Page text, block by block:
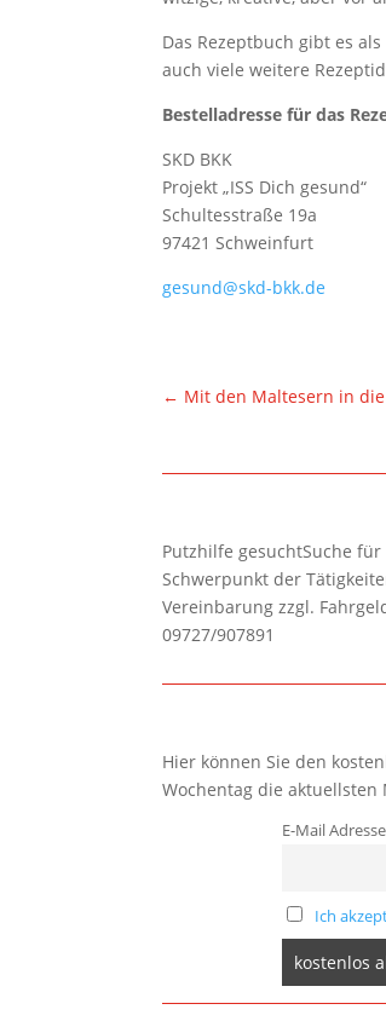
Das Rezeptbuch gibt es
auch viele weitere
Bestelladresse für das
SKD BKK
Projekt „ISS Dich gesund“
Schultesstraße 19a
97421 Schweinfurt
gesund@skd-bkk.de
← Mit den Maltesern in
Putzhilfe gesuchtSuche
Schwerpunkt der
Vereinbarung zzgl.
09727/907891
Hier können Sie den
Wochentag die aktuellsten
E-Mail Adresse
Ich